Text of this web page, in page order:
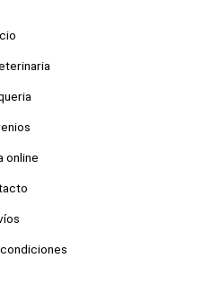
online